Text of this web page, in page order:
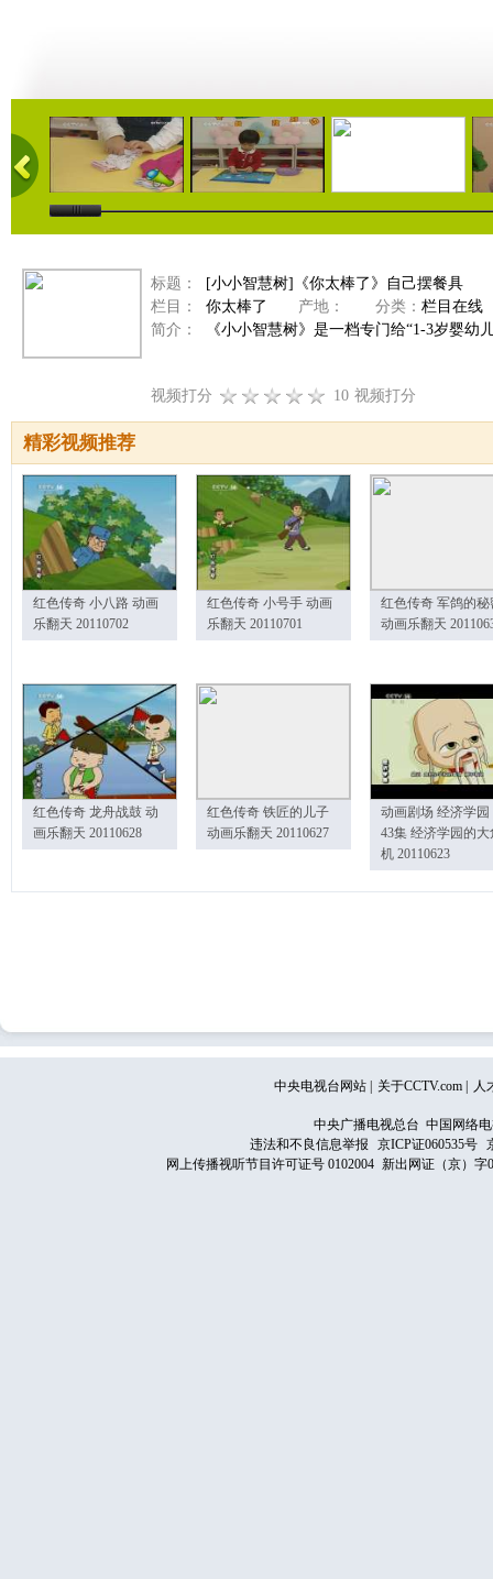
05:56 04:14 04:40
标题：
[小小智慧树]《你太棒了》自己摆餐具
栏目：
你太棒了 产地： 分类： 栏目在线
简介：
《小小智慧树》是一档专门给“1-3岁婴
视频打分 10 视频打分
精彩视频推荐
红色传奇 小八路 动画
乐翻天 20110702
红色传奇 小号手 动画
乐翻天 20110701
红色传奇 军鸽的秘
动画乐翻天
红色传奇 龙舟战鼓 动
画乐翻天 20110628
红色传奇 铁匠的儿子
动画乐翻天 20110627
动画剧场 经济学园
43集 经济学园的大
机 20110623
中央电视台网站 关于CCTV.com 人
中央广播电视总台 中国网络
违法和不良信息举报
京ICP证060535号
网上传播视听节目许可证号 0102004 新出网证（京）